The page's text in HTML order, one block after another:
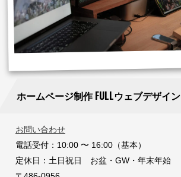
ホームページ制作 FULLウェブデザイン
お問い合わせ
電話受付：10:00 〜 16:00（基本）
定休日：土日祝日 お盆・GW・年末年始